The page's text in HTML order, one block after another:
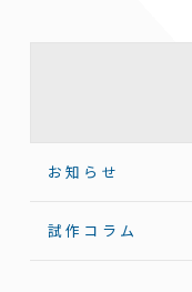
お知らせ
試作コラム